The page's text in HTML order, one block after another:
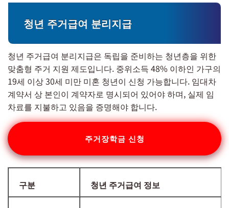
청년 주거급여 분리지급
청년 주거급여 분리지급은 독립을 준비하는 청년층을 위한
맞춤형 주거 지원 제도입니다. 중위소득 48% 이하인 가구의
19세 이상 30세 미만 미혼 청년이 신청 가능합니다. 임대차
계약서 상 본인이 계약자로 명시되어 있어야 하며, 실제 임
차료를 지불하고 있음을 증명해야 합니다.
주거장학금 신청
구분 청년 주거급여 정보